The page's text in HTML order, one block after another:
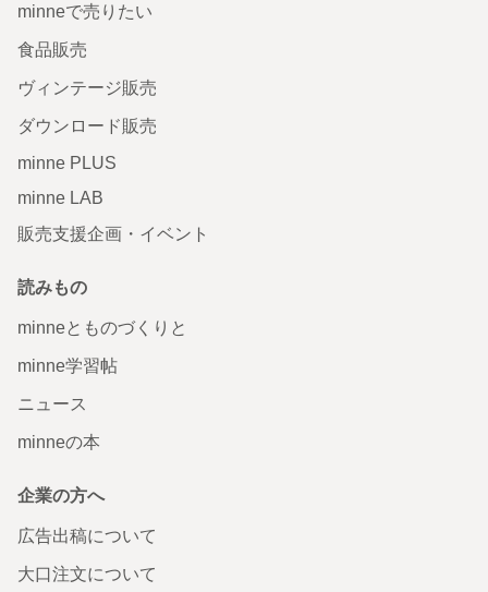
minneで売りたい
食品販売
ヴィンテージ販売
ダウンロード販売
minne PLUS
minne LAB
販売支援企画・イベント
読みもの
minneとものづくりと
minne学習帖
ニュース
minneの本
企業の方へ
広告出稿について
大口注文について